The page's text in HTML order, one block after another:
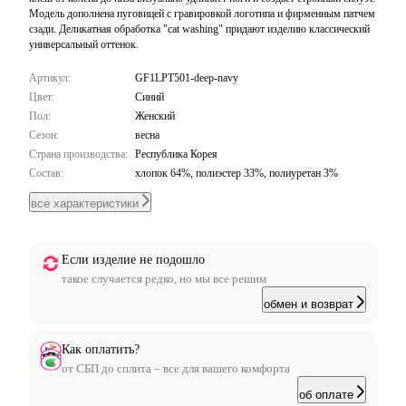
Модель дополнена пуговицей с гравировкой логотипа и фирменным патчем
сзади. Деликатная обработка "cat washing" придают изделию классический
универсальный оттенок.
Артикул:
GF1LPT501-deep-navy
Цвет:
Синий
Пол:
Женский
Сезон:
весна
Страна производства: Республика Корея
Состав:
хлопок 64%, полиэстер 33%, полиуретан 3%
все характеристики
Если изделие не подошло
такое случается редко, но мы все решим
обмен и возврат
Как оплатить?
от СБП до сплита – все для вашего комфорта
об оплате